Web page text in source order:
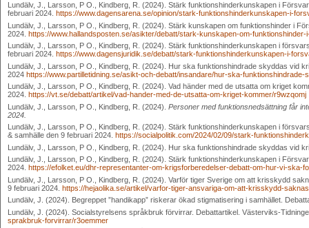
Lundälv, J., Larsson, P O., Kindberg, R. (2024). Stärk funktionshinderkunskapen i
februari 2024. https://www.dagensarena.se/opinion/stark-funktionshinderkunskapen-i-
Lundälv, J., Larsson, P O., Kindberg, R. (2024). Stärk kunskapen om funktionshinder i
2024. https://www.hallandsposten.se/asikter/debatt/stark-kunskapen-om-
Lundälv, J., Larsson, P O., Kindberg, R. (2024). Stärk funktionshinderkunskapen i
februari 2024. https://www.dagensjuridik.se/debatt/stark-funktionshinderkunskapen-i-
Lundälv, J., Larsson, P O., Kindberg, R. (2024). Hur ska funktionshindrade skyddas vid
2024 https://www.partilletidning.se/asikt-och-debatt/insandare/hur-ska-
Lundälv, J., Larsson, P O., Kindberg, R. (2024). Vad händer med de utsatta om kriget
2024. https://vt.se/debatt/artikel/vad-hander-med-de-utsatta-om-kriget-kommer/r9wzqomj
Lundälv, J., Larsson, P O., Kindberg, R. (2024). Personer med funktionsnedsättning får
2024.
Lundälv, J., Larsson, P O., Kindberg, R. (2024). Stärk funktionshinderkunskapen i
& samhälle den 9 februari 2024. https://socialpolitik.com/2024/02/09/stark-
Lundälv, J., Larsson, P O., Kindberg, R. (2024). Hur ska funktionshindrade skyddas vid
Lundälv, J., Larsson, P O., Kindberg, R. (2024). Stärk funktionshinderkunskapen i
2024. https://efolket.eu/dhr-representanter-om-krigsforberedelser-debatt-om-hur-vi-ska-
Lundälv, J., Larsson, P O., Kindberg, R. (2024). Varför tiger Sverige om att krisskydd
9 februari 2024. https://hejaolika.se/artikel/varfor-tiger-ansvariga-om-att-krisskydd-
Lundälv, J. (2024). Begreppet ”handikapp” riskerar ökad stigmatisering i samhället.
Lundälv, J. (2024). Socialstyrelsens språkbruk förvirrar. Debattartikel. Västerviks-
sprakbruk-forvirrar/r3oemmer